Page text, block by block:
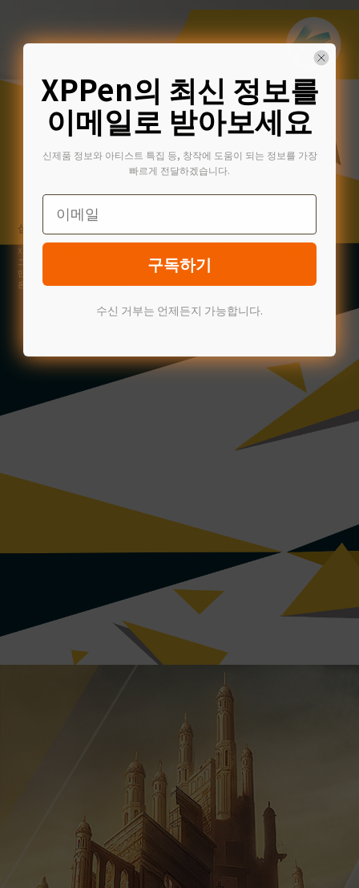
삼각형 형태의 디자인이 매력적이다.
XPPen P03 감압 펜은 삼각형 외관을 사용했다. 과학적 실험에 의하여 삼각형은 모든
그래픽 중에 안정성이 가장 좋은 것이다. 그의 안정성이 지탱에서 표현할 수 있을 뿐
만 아니라 펜을 잡을 때 손의 촉감에서도 표현할 수 있다. XPPen타블렛을 맞추면 작
은 형태이지만 바람을 타고 험한 파도를 헤쳐 나갈 수 있을 정도로 날렵하다.
XPPen의 최신 정보를
이메일로 받아보세요
신제품 정보와 아티스트 특집 등, 창작에 도움이 되는 정보를 가장
빠르게 전달하겠습니다.
Email
구독하기
수신 거부는 언제든지 가능합니다.